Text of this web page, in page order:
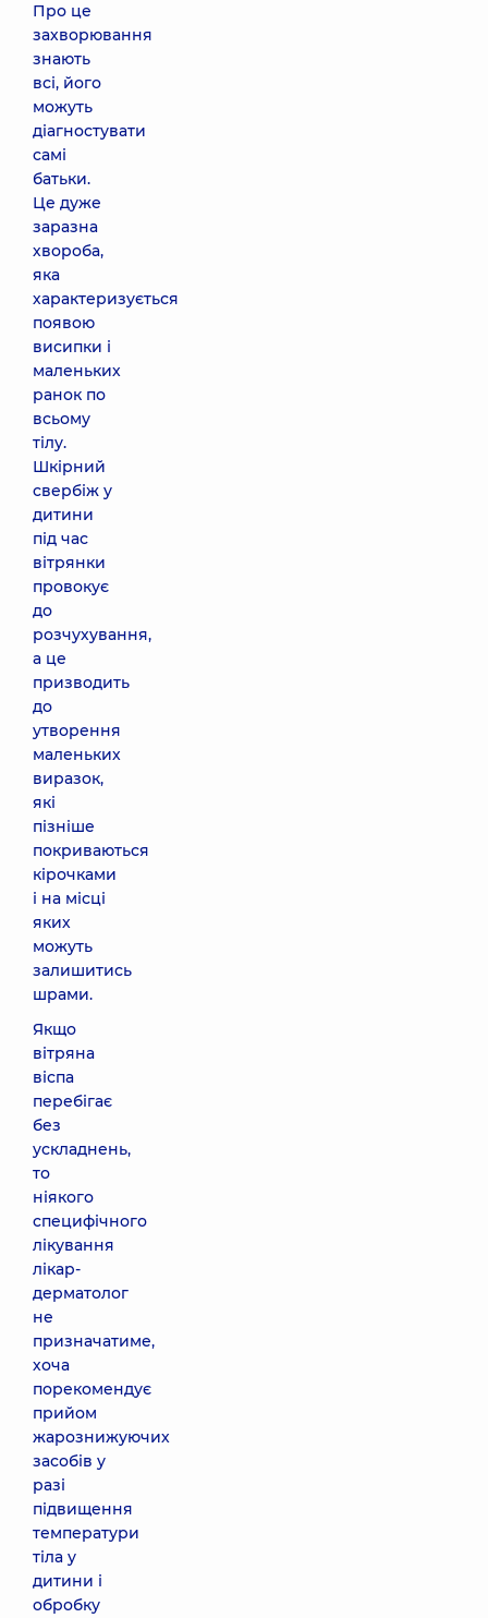
Про це
захворювання
знають
всі, його
можуть
діагностувати
самі
батьки.
Це дуже
заразна
хвороба,
яка
характеризується
появою
висипки і
маленьких
ранок по
всьому
тілу.
Шкірний
свербіж у
дитини
під час
вітрянки
провокує
до
розчухування,
а це
призводить
до
утворення
маленьких
виразок,
які
пізніше
покриваються
кірочками
і на місці
яких
можуть
залишитись
шрами.
Якщо
вітряна
віспа
перебігає
без
ускладнень,
то
ніякого
специфічного
лікування
лікар-
дерматолог
не
призначатиме,
хоча
порекомендує
прийом
жарознижуючих
засобів у
разі
підвищення
температури
тіла у
дитини і
обробку